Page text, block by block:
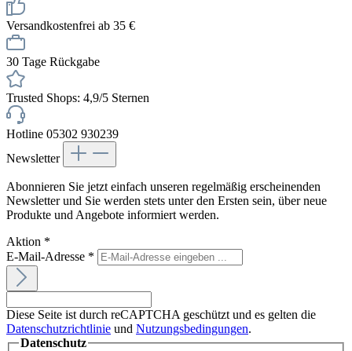
Versandkostenfrei ab 35 €
30 Tage Rückgabe
Trusted Shops: 4,9/5 Sternen
Hotline 05302 930239
Newsletter
Abonnieren Sie jetzt einfach unseren regelmäßig erscheinenden
Newsletter und Sie werden stets unter den Ersten sein, über neue
Produkte und Angebote informiert werden.
Aktion *
E-Mail-Adresse *
Diese Seite ist durch reCAPTCHA geschützt und es gelten die
Datenschutzrichtlinie und Nutzungsbedingungen.
Datenschutz